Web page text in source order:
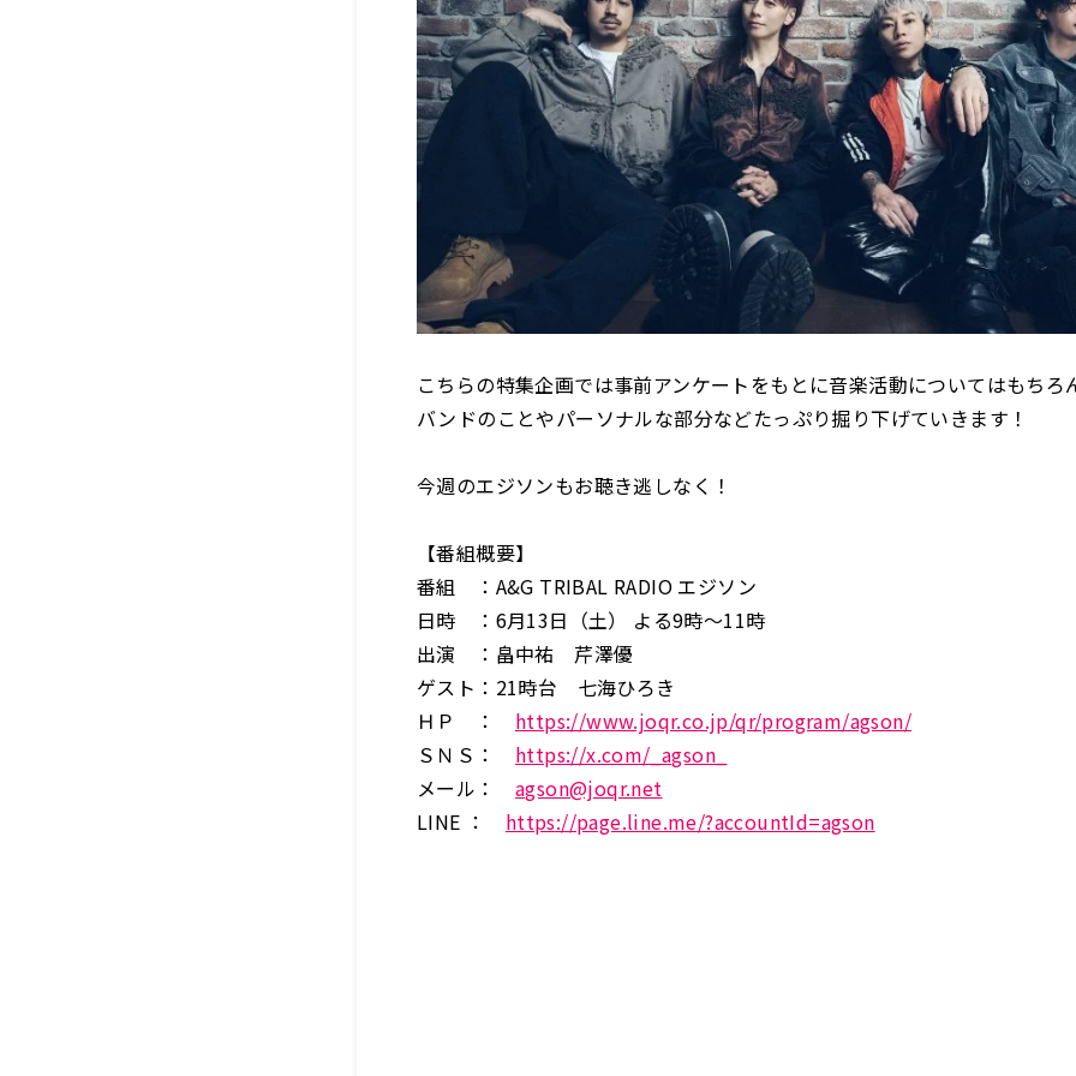
こちらの特集企画では事前アンケートをもとに音楽活動についてはもちろ
バンドのことやパーソナルな部分などたっぷり掘り下げていきます！
今週のエジソンもお聴き逃しなく！
【番組概要】
番組 ：A&G TRIBAL RADIO エジソン
日時 ：6月13日（土） よる9時～11時
出演 ：畠中祐 芹澤優
ゲスト：21時台 七海ひろき
ＨＰ ： https://www.joqr.co.jp/qr/program/agson/
ＳＮＳ： https://x.com/_agson_
メール： agson@joqr.net
LINE ： https://page.line.me/?accountId=agson